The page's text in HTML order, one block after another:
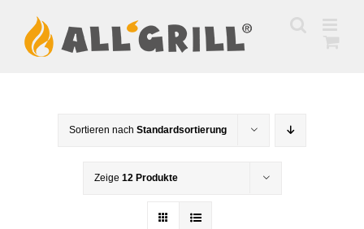
Inhalt
springen
Sortieren nach Standardsortierung
Zeige 12 Produkte